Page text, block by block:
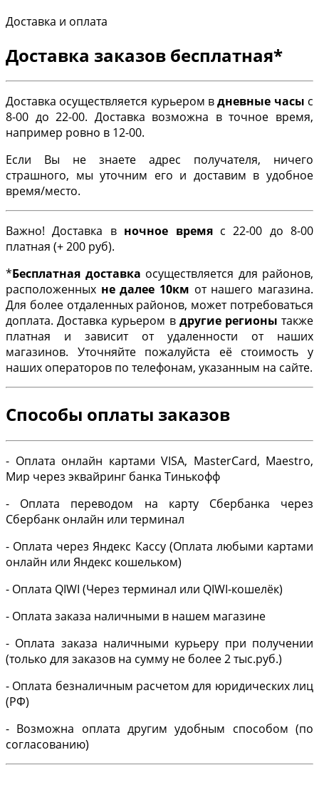
Доставка и оплата
Доставка заказов бесплатная*
Доставка осуществляется курьером вдневные часы с
8-00 до 22-00. Доставка возможна в точное время,
например ровно в 12-00.
Если Вы не знаете адрес получателя, ничего
страшного, мы уточним его и доставим в удобное
время/место.
Важно! Доставка в ночное времяс 22-00 до 8-00
платная (+ 200 руб).
*Бесплатная доставка осуществляется для районов,
расположенных не далее 10км от нашего магазина.
Для более отдаленных районов, может потребоваться
доплата. Доставка курьером в другие регионы также
платная и зависит от удаленности от наших
магазинов. Уточняйте пожалуйста её стоимость у
наших операторов по телефонам, указанным на сайте.
Способы оплаты заказов
- Оплата онлайн картами VISA, MasterCard, Maestro,
Мир через эквайринг банка Тинькофф
- Оплата переводом на карту Сбербанка через
Сбербанк онлайн или терминал
- Оплата через Яндекс Кассу (Оплата любыми картами
онлайн или Яндекс кошельком)
- Оплата QIWI (Через терминал или QIWI-кошелёк)
- Оплата заказа наличными в нашем магазине
- Оплата заказа наличными курьеру при получении
(только для заказов на сумму не более 2 тыс.руб.)
- Оплата безналичным расчетом для юридических лиц
(РФ)
- Возможна оплата другим удобным способом (по
согласованию)